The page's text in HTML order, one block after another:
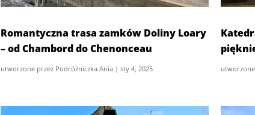
Romantyczna trasa zamków Doliny Loary
– od Chambord do Chenonceau
utworzone przez Podróżniczka Ania |sty 4, 2025